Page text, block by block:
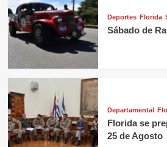
Deportes Florida
Sábado de
Departamental
Florida se
25 de Agosto